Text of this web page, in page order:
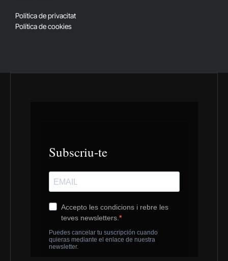
Política de privacitat
Política de cookies